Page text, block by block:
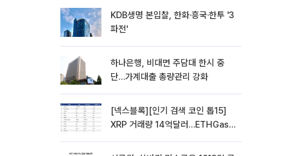
KDB생명 본입찰, 한화·흥국·한투 '3
파전'
하나은행, 비대면 주담대 한시 중
단…가계대출 총량관리 강화
[넥스블록][인기 검색 코인 톱15]
XRP 거래량 14억달러…ETHGas